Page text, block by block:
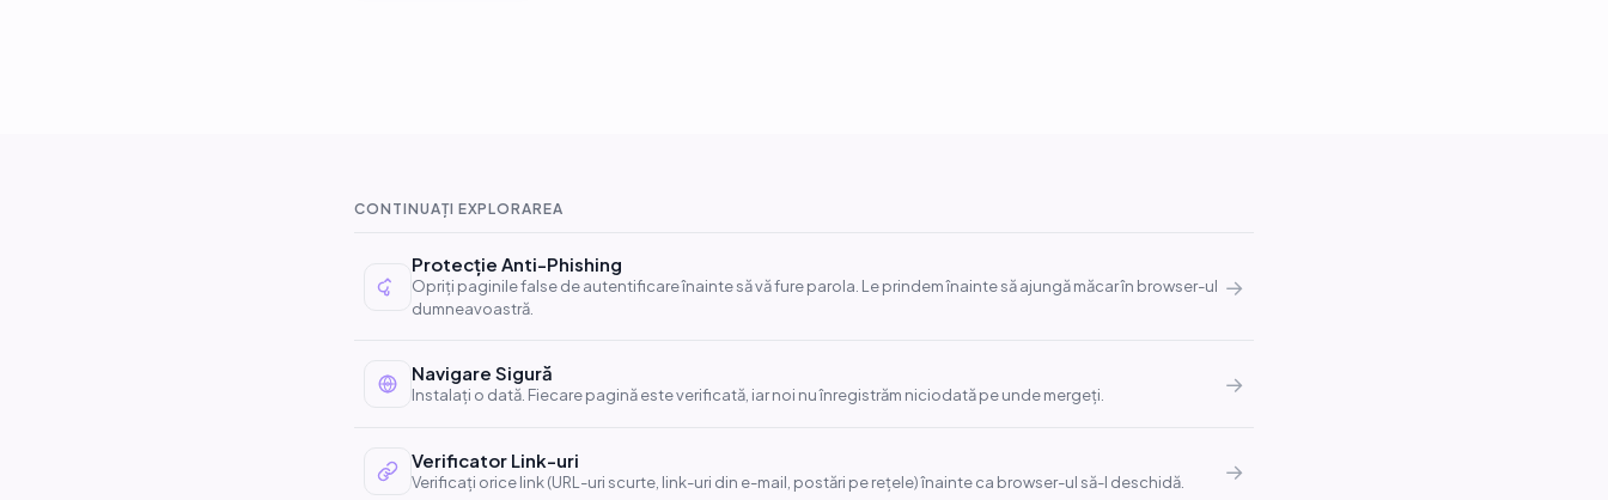
CONTINUAȚI EXPLORAREA
Protecție Anti-Phishing
Opriți paginile false de autentificare înainte să vă fure parola. Le prindem înainte să ajungă măcar în browser-ul
dumneavoastră.
→
Navigare Sigură
Instalați o dată. Fiecare pagină este verificată, iar noi nu înregistrăm niciodată pe unde mergeți. →
Verificator Link-uri
Verificați orice link (URL-uri scurte, link-uri din e-mail, postări pe rețele) înainte ca browser-ul să-l deschidă. →